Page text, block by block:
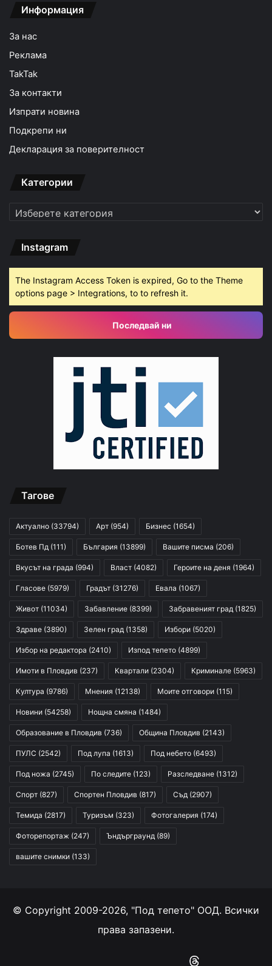
Информация
За нас
Реклама
TakTak
За контакти
Изпрати новина
Подкрепи ни
Декларация за поверителност
Категории
Категории
Instagram
The Instagram Access Token is expired, Go to the Theme
options page > Integrations, to to refresh it.
Последвай ни
Тагове
Актуално (33794) Арт (954) Бизнес (1654)
Ботев Пд (111) България (13899) Вашите писма (206)
Вкусът на града (994) Власт (4082) Героите на деня (1964)
Гласове (5979) Градът (31276) Евала (1067)
Живот (11034) Забавление (8399) Забравеният град (1825)
Здраве (3890) Зелен град (1358) Избори (5020)
Избор на редактора (2410) Изпод тепето (4899)
Имоти в Пловдив (237) Квартали (2304) Криминале (5963)
Култура (9786) Мнения (12138) Моите отговори (115)
Новини (54258) Нощна смяна (1484)
Образование в Пловдив (736) Община Пловдив (2143)
ПУЛС (2542) Под лупа (1613) Под небето (6493)
Под ножа (2745) По следите (123) Разследване (1312)
Спорт (827) Спортен Пловдив (817) Съд (2907)
Темида (2817) Туризъм (323) Фотогалерия (174)
Фоторепортаж (247) Ъндърграунд (89)
вашите снимки (133)
© Copyright 2009-2026, "Под тепето" ООД. Всички
права запазени.
Instagram
RSS